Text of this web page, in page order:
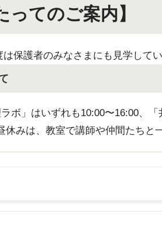
ってのご案内】
保護者のみなさまにも見学して
ボ」はいずれも10:00〜16:00、
みは、教室で講師や仲間たちと